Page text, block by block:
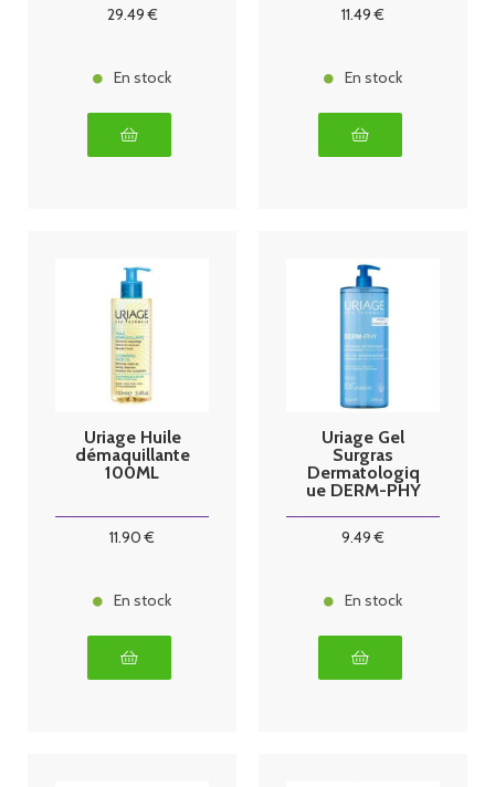
29.49€
En stock
11.49 €
En stock
Uriage Huile
démaquillante
100ML
11.90 €
En stock
Uriage Gel
Surgras
Dermatologiq
ue DERM-PHY
9.49 €
En stock